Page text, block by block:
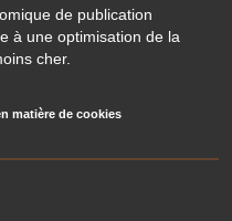
de publication
à une optimisation de la
cher.
matière de cookies